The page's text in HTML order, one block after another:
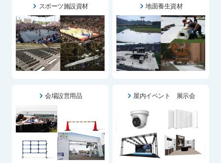
スポーツ施設資材 地面養生資材
会場設営用品 屋内イベント 展示会